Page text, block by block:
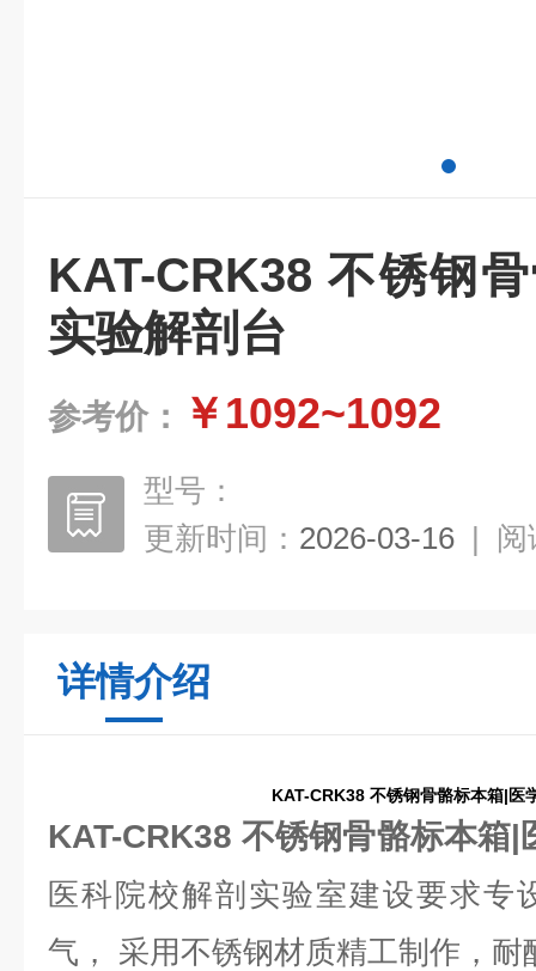
KAT-CRK38 不锈钢
实验解剖台
参考价： ￥1092~1092
型号：
更新时间： 2026-03-16 | 阅
详情介绍
KAT-CRK38 不锈钢骨骼标本箱|医
KAT-CRK38 不锈钢骨骼标本箱|
医科院校解剖实验室建设要求专
气，
采用不锈钢材质精工制作，耐